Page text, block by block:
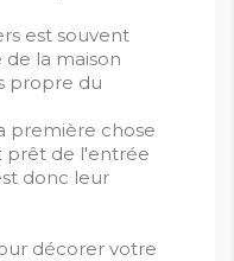
est souvent
la maison
propre du
première chose
prêt de l'entrée
donc leur
décorer votre